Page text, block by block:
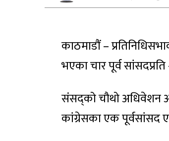
काठमाडौं –
भएका चार पूर्व सांसदप्रति
संसद्को चौथो अधिवेशन
कांग्रेसका एक पूर्वसांसद